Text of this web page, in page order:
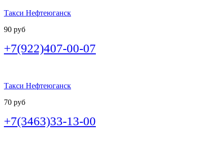
Такси Нефтеюганск
90 руб
+7(922)407-00-07
Такси Нефтеюганск
70 руб
+7(3463)33-13-00